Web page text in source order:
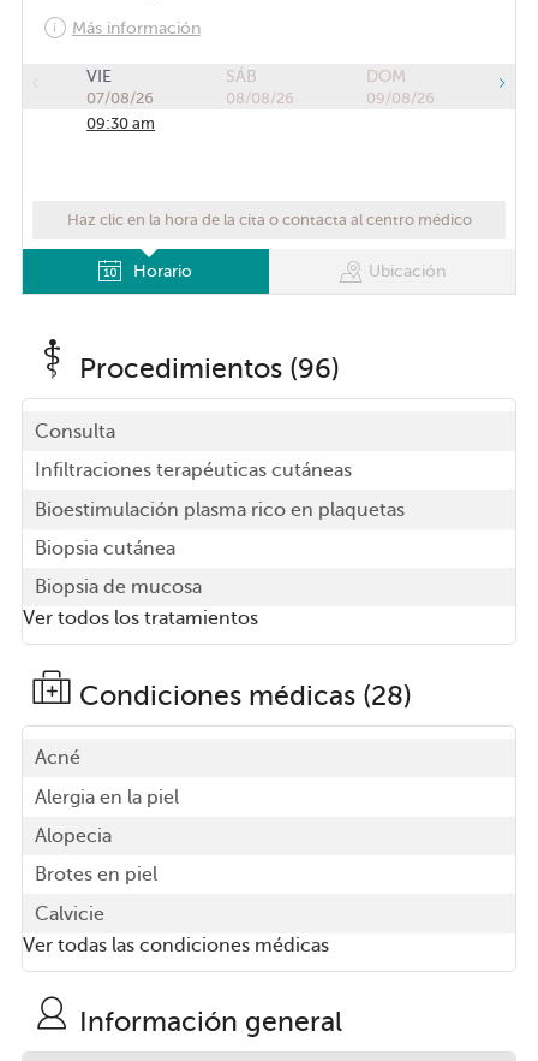
Más información
VIE
07/08/26
09:30 am
SÁB
08/08/26
DOM
09/08/26
Haz clic en la hora de la cita o contacta al centro médico
Horario Ubicación
Procedimientos (96)
Consulta
Infiltraciones terapéuticas cutáneas
Bioestimulación plasma rico en plaquetas
Biopsia cutánea
Biopsia de mucosa
Ver todos los tratamientos
Condiciones médicas (28)
Acné
Alergia en la piel
Alopecia
Brotes en piel
Calvicie
Ver todas las condiciones médicas
Información general